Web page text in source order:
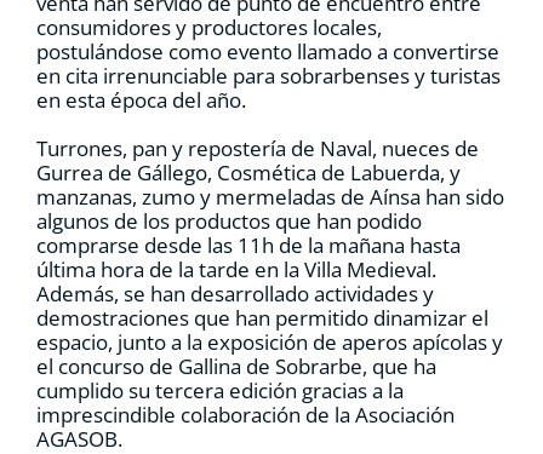
consumidores y productores locales,
postulándose como evento llamado a convertirse
en cita irrenunciable para sobrarbenses y turistas
en esta época del año.
Turrones, pan y repostería de Naval, nueces de
Gurrea de Gállego, Cosmética de Labuerda, y
manzanas, zumo y mermeladas de Aínsa han sido
algunos de los productos que han podido
comprarse desde las 11h de la mañana hasta
última hora de la tarde en la Villa Medieval.
Además, se han desarrollado actividades y
demostraciones que han permitido dinamizar el
espacio, junto a la exposición de aperos apícolas y
el concurso de Gallina de Sobrarbe, que ha
cumplido su tercera edición gracias a la
imprescindible colaboración de la Asociación
AGASOB.